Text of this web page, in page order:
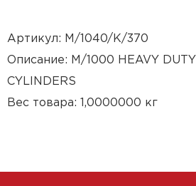
Артикул: M/1040/K/370
Описание: M/1000 HEAVY DUTY
CYLINDERS
Вес товара: 1,0000000 кг